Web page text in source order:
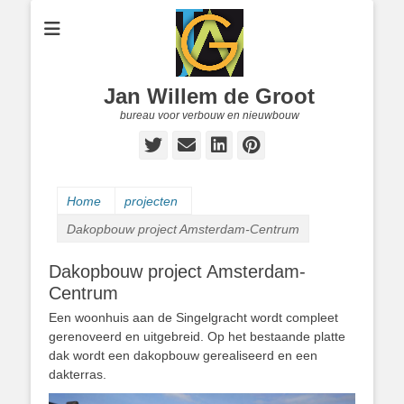
Jan Willem de Groot
bureau voor verbouw en nieuwbouw
Twitter
E-
LinkedIn
Pinterest
Home
projecten
Dakopbouw project Amsterdam-Centrum
Dakopbouw project Amsterdam-
Centrum
Een woonhuis aan de Singelgracht wordt compleet
gerenoveerd en uitgebreid. Op het bestaande platte
dak wordt een dakopbouw gerealiseerd en een
dakterras.